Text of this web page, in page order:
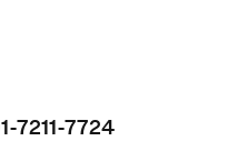
7211-7724